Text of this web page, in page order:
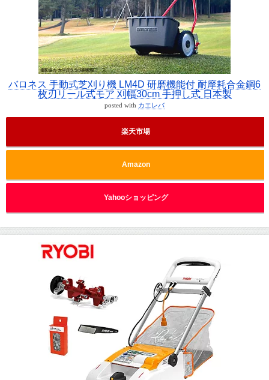
バロネス 手動式芝刈り機 LM4D 研磨機能付 耐摩耗合金鋼6
枚刃リール式モア 刈幅30cm 手押し式 日本製
posted with カエレバ
楽天市場
Amazon
Yahooショッピング